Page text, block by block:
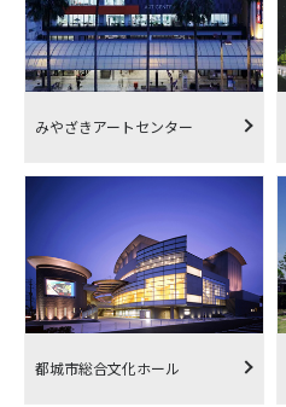
みやざきアートセンター
都城市総合文化ホール